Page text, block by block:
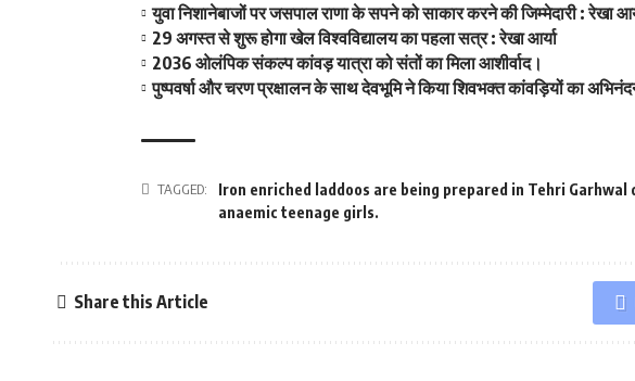
युवा निशानेबाजों पर जसपाल राणा के सपने को साकार करने की जिम्मेदारी : रेखा
29 अगस्त से शुरू होगा खेल विश्वविद्यालय का पहला सत्र : रेखा आर्या
2036 ओलंपिक संकल्प कांवड़ यात्रा को संतों का मिला आशीर्वाद।
पुष्पवर्षा और चरण प्रक्षालन के साथ देवभूमि ने किया शिवभक्त कांवड़ियों का
TAGGED:
Iron enriched laddoos are being prepared in Tehri
anaemic teenage girls.
Share this Article